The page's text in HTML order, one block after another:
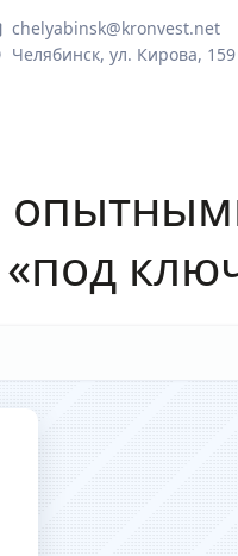
chelyabinsk@kronvest.net
Челябинск, ул. Кирова, 159